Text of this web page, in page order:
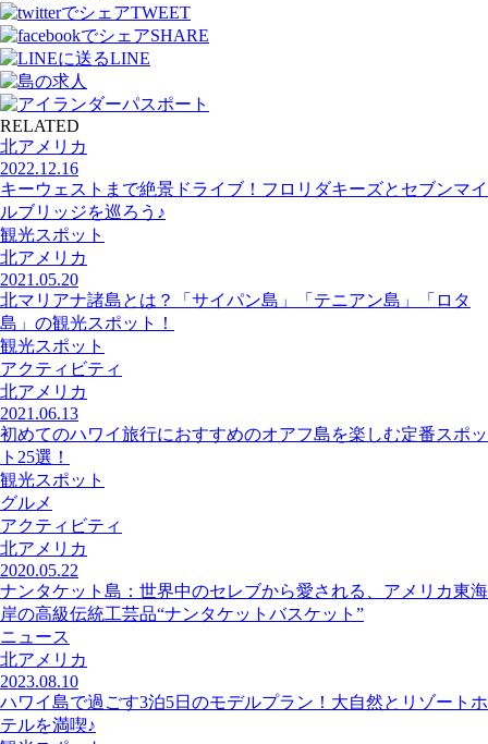
TWEET
SHARE
LINE
RELATED
北アメリカ
2022.12.16
キーウェストまで絶景ドライブ！フロリダキーズとセブンマイ
ルブリッジを巡ろう♪
観光スポット
北アメリカ
2021.05.20
北マリアナ諸島とは？「サイパン島」「テニアン島」「ロタ
島」の観光スポット！
観光スポット
アクティビティ
北アメリカ
2021.06.13
初めてのハワイ旅行におすすめのオアフ島を楽しむ定番スポッ
ト25選！
観光スポット
グルメ
アクティビティ
北アメリカ
2020.05.22
ナンタケット島：世界中のセレブから愛される、アメリカ東海
岸の高級伝統工芸品“ナンタケットバスケット”
ニュース
北アメリカ
2023.08.10
ハワイ島で過ごす3泊5日のモデルプラン！大自然とリゾートホ
テルを満喫♪